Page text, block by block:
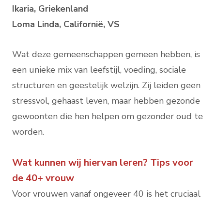
Ikaria, Griekenland
Loma Linda, Californië, VS
Wat deze gemeenschappen gemeen hebben, is
een unieke mix van leefstijl, voeding, sociale
structuren en geestelijk welzijn. Zij leiden geen
stressvol, gehaast leven, maar hebben gezonde
gewoonten die hen helpen om gezonder oud te
worden.
Wat kunnen wij hiervan leren? Tips voor
de 40+ vrouw
Voor vrouwen vanaf ongeveer 40 is het cruciaal